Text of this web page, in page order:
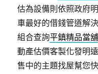
估為設備則依照政府
車最好的借錢管道解
組合查詢平鎮精品當舖
動產估價客製化發明
售中的主題找屋幫您